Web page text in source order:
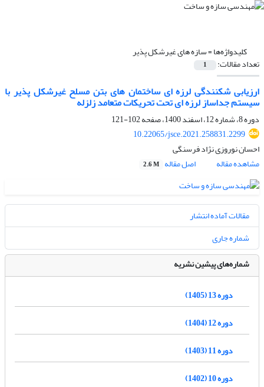
کلیدواژه‌ها =سازه های غیرشکل پذیر
تعداد مقالات: 1
ارزیابی شکنندگی لرزه ای ساختمان های بتن مسلح غیرشکل پذیر با
سیستم جداساز لرزه ای تحت تحریکات متعامد زلزله
دوره 8، شماره 12، اسفند 1400، صفحه
102-121
10.22065/jsce.2021.258831.2299
احسان نوروزی نژاد فرسنگی
مشاهده مقاله
اصل مقاله 2.6 M
مقالات آماده انتشار
شماره جاری
شماره‌های پیشین نشریه
دوره 13 (1405)
دوره 12 (1404)
دوره 11 (1403)
دوره 10 (1402)